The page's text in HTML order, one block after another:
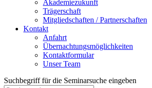
Akademiezukunft
Trägerschaft
Mitgliedschaften / Partnerschaften
Kontakt
Anfahrt
Übernachtungsmöglichkeiten
Kontaktformular
Unser Team
Suchbegriff für die Seminarsuche eingeben